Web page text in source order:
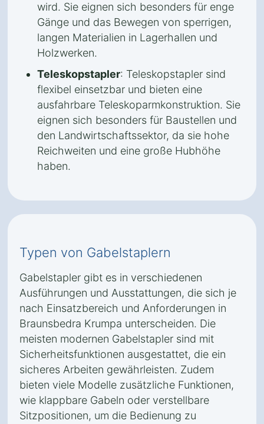
wird. Sie eignen sich besonders für enge
Gänge und das Bewegen von sperrigen,
langen Materialien in Lagerhallen und
Holzwerken.
Teleskopstapler: Teleskopstapler sind
flexibel einsetzbar und bieten eine
ausfahrbare Teleskoparmkonstruktion. Sie
eignen sich besonders für Baustellen und
den Landwirtschaftssektor, da sie hohe
Reichweiten und eine große Hubhöhe
haben.
Typen von Gabelstaplern
Gabelstapler gibt es in verschiedenen
Ausführungen und Ausstattungen, die sich je
nach Einsatzbereich und Anforderungen in
Braunsbedra Krumpa unterscheiden. Die
meisten modernen Gabelstapler sind mit
Sicherheitsfunktionen ausgestattet, die ein
sicheres Arbeiten gewährleisten. Zudem
bieten viele Modelle zusätzliche Funktionen,
wie klappbare Gabeln oder verstellbare
Sitzpositionen, um die Bedienung zu